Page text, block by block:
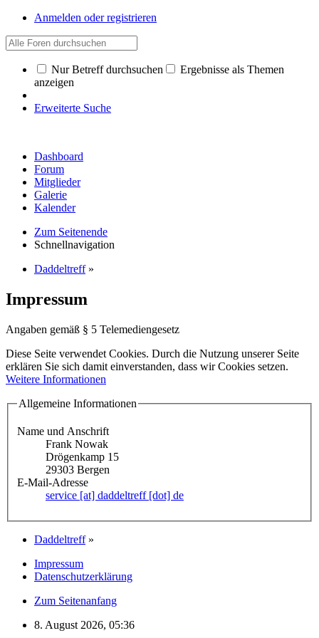
Anmelden oder registrieren
Nur Betreff durchsuchen
Ergebnisse als Themen
anzeigen
Erweiterte Suche
Dashboard
Forum
Mitglieder
Galerie
Kalender
Zum Seitenende
Schnellnavigation
Daddeltreff »
Impressum
Angaben gemäß § 5 Telemediengesetz
Diese Seite verwendet Cookies. Durch die Nutzung unserer Seite
erklären Sie sich damit einverstanden, dass wir Cookies setzen.
Weitere Informationen
Allgemeine Informationen
Name und Anschrift
Frank Nowak
Drögenkamp 15
29303 Bergen
E-Mail-Adresse
service [at] daddeltreff [dot] de
Daddeltreff »
Impressum
Datenschutzerklärung
Zum Seitenanfang
8. August 2026, 05:36